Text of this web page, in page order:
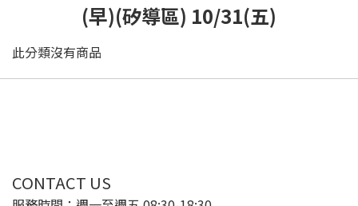
(早)(矽導區) 10/31(五)
此分類沒有商品
CONTACT US